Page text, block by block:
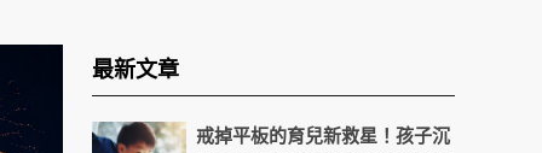
最新文章
戒掉平板的育兒新救星！孩子沉